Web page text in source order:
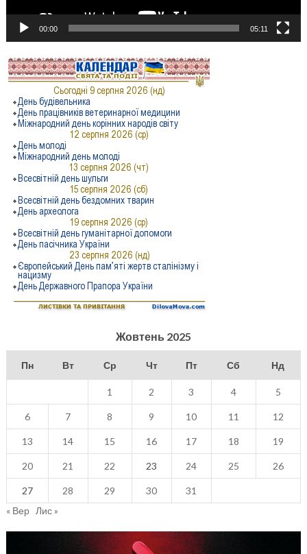
00:00 05:11
Жовтень 2025
Пн Вт Ср Чт Пт Сб Нд
1 2 3 4 5
6 7 8 9 10 11 12
13 14 15 16 17 18 19
20 21 22 23 24 25 26
27 28 29 30
31
« Вер Лис »